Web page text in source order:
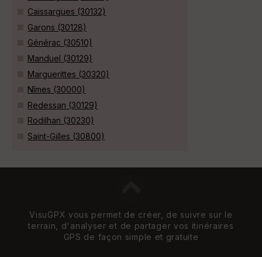
Caissargues (30132)
Garons (30128)
Générac (30510)
Manduel (30129)
Marguerittes (30320)
Nîmes (30000)
Redessan (30129)
Rodilhan (30230)
Saint-Gilles (30800)
VisuGPX vous permet de créer, de suivre sur le
terrain, d'analyser et de partager vos itinéraires
GPS de façon simple et gratuite